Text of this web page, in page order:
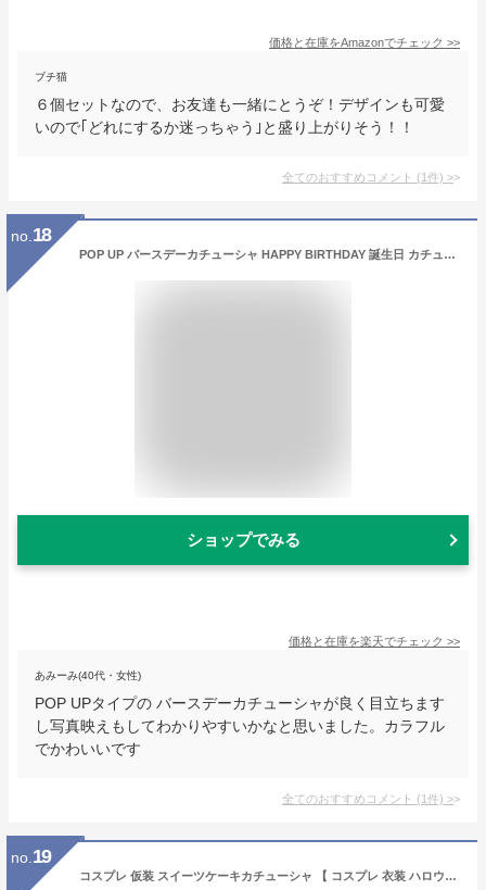
価格と在庫をAmazonでチェック >>
ブチ猫
６個セットなので、お友達も一緒にとうぞ！デザインも可愛
いので｢どれにするか迷っちゃう｣と盛り上がりそう！！
全てのおすすめコメント (1件) >
no. 18
POP UP バースデーカチューシャ HAPPY BIRTHDAY 誕生日 カチューシャ 誕生会 パーティー 宴会 小道具 パーティーグッズ 仮装 変装 クリアストーン 4560320895503
ショップでみる
価格と在庫を楽天でチェック >>
あみーみ(40代・女性)
POP UPタイプの バースデーカチューシャが良く目立ちます
し写真映えもしてわかりやすいかなと思いました。カラフル
でかわいいです
全てのおすすめコメント (1件) >
no. 19
コスプレ 仮装 スイーツケーキカチューシャ 【 コスプレ 衣装 ハロウィン バースデーパーティー パーティーグッズ ハロウィン 衣装 パーティー用品 変装グッズ 誕生日パーティー ヘッドバンド プチ仮装 イベント用品 誕生日会 ヘアアクセサリー 】